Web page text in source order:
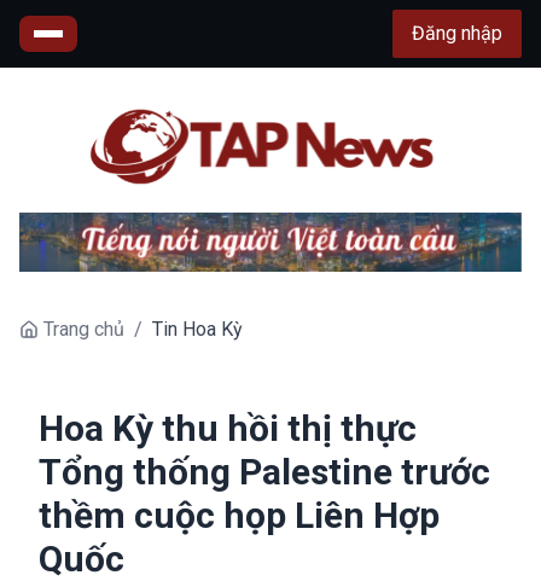
Đăng nhập
Trang chủ / Tin Hoa Kỳ
Hoa Kỳ thu hồi thị thực
Tổng thống Palestine trước
thềm cuộc họp Liên Hợp
Quốc